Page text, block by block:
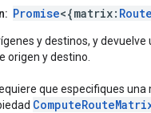
Promise<{matrix:
y destinos, y
origen y destino.
que especifiques